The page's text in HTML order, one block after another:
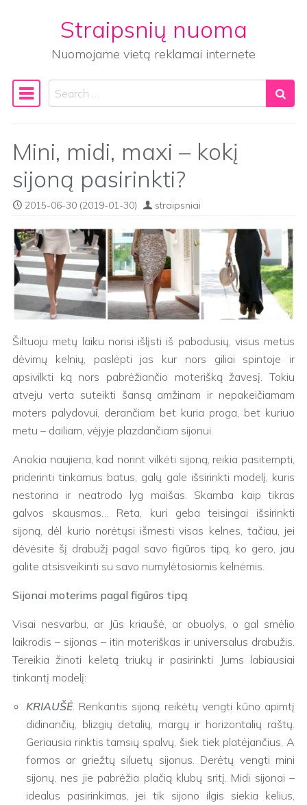
Straipsnių nuoma
Nuomojame vietą reklamai internete
Main Navigation
Search
Mini, midi, maxi – kokį
sijoną pasirinkti?
2015-06-30 (2019-01-30) straipsniai
Šiltuoju metų laiku norisi išlįsti iš pabodusių, visus metus
dėvimų kelnių, paslėpti jas kur nors giliai spintoje ir
apsivilkti ką nors pabrėžiančio moterišką žavesį. Tokiu
atveju verta suteikti šansą amžinam ir nepakeičiamam
moters palydovui, derančiam bet kuria proga, bet kuriuo
metu – dailiam, vėjyje plazdančiam sijonui.
Anokia naujiena, kad norint vilkėti sijoną, reikia pasitempti,
priderinti tinkamus batus, galų gale išsirinkti modelį, kuris
nestorina ir neatrodo lyg maišas. Skamba kaip tikras
galvos skausmas… Reta, kuri geba teisingai išsirinkti
sijoną, dėl kurio norėtųsi išmesti visas kelnes, tačiau, jei
dėvėsite šį drabužį pagal savo figūros tipą, ko gero, jau
galite atsisveikinti su savo numylėtosiomis kelnėmis.
Sijonai moterims pagal figūros tipą
Visai nesvarbu, ar Jūs kriaušė, ar obuolys, o gal smėlio
laikrodis – sijonas – itin moteriškas ir universalus drabužis.
Tereikia žinoti keletą triukų ir pasirinkti Jums labiausiai
tinkantį modelį:
KRIAUŠĖ. Renkantis sijoną reikėtų vengti kūno apimtį
didinančių, blizgių detalių, margų ir horizontalių raštų.
Geriausia rinktis tamsių spalvų, šiek tiek platėjančius, A
formos ar griežtų siluetų sijonus. Derėtų vengti mini
sijonų, nes jie pabrėžia plačią klubų sritį. Midi sijonai –
idealus pasirinkimas, jei tik sijono ilgis siekia kelius,